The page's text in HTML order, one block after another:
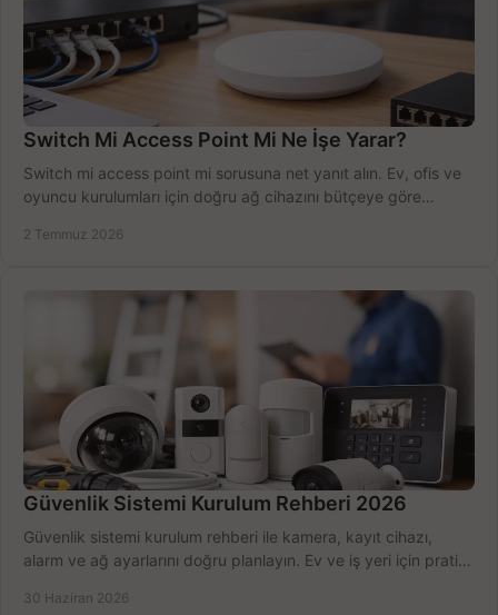
Switch Mi Access Point Mi Ne İşe Yarar?
Switch mi access point mi sorusuna net yanıt alın. Ev, ofis ve
oyuncu kurulumları için doğru ağ cihazını bütçeye göre
2 Temmuz 2026
Güvenlik Sistemi Kurulum Rehberi 2026
Güvenlik sistemi kurulum rehberi ile kamera, kayıt cihazı,
alarm ve ağ ayarlarını doğru planlayın. Ev ve iş yeri için pratik
30 Haziran 2026